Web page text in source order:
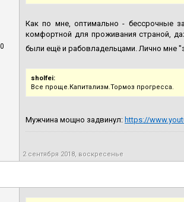
Как по мне, оптимально - бессрочные
комфортной для проживания страной,
были ещё и рабовладельцами. Лично мне
sholfei:
Все проще.Капитализм.Тормоз прогресса.
Мужчина мощно задвинул: https://
2 сентября 2018, воскресенье